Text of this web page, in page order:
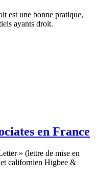
est une bonne pratique,
ayants droit.
en France
» (lettre de mise en
californien Higbee &